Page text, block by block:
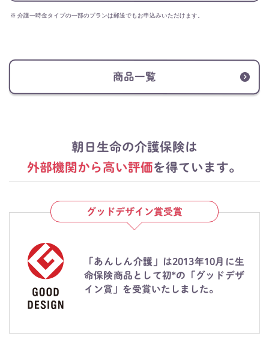
※ 介護一時金タイプの一部のプランは郵送でもお申込みいただけます。
商品一覧
朝日生命の介護保険は
外部機関から高い評価を得ています。
グッドデザイン賞受賞
「あんしん介護」は2013年10月に生
命保険商品として初*の「グッドデザ
イン賞」を受賞いたしました。